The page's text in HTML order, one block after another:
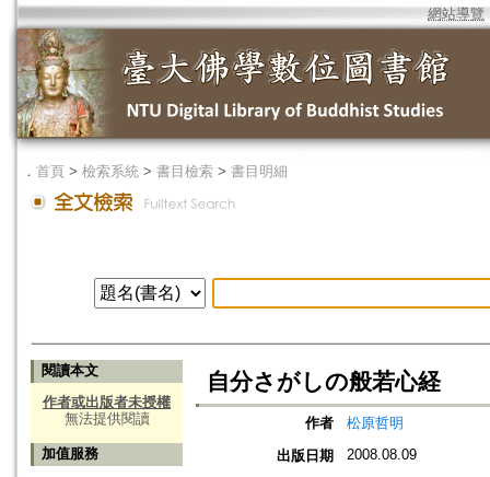
網站導覽
． 首頁 > 檢索系統 > 書目檢索 > 書目明細
閱讀本文
作者或出版者未授權
無法提供閱讀
加值服務
自分さがしの般若心経
作者
松原哲明
出版日期
2008.08.09